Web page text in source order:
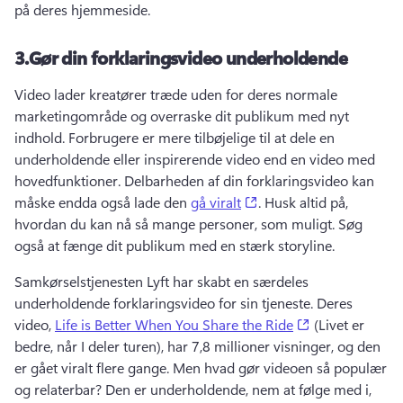
på deres hjemmeside.
3.Gør din forklaringsvideo underholdende
Video lader kreatører træde uden for deres normale
marketingområde og overraske dit publikum med nyt
indhold. Forbrugere er mere tilbøjelige til at dele en
underholdende eller inspirerende video end en video med
hovedfunktioner. Delbarheden af din forklaringsvideo kan
måske endda også lade den gå viralt (opens in a new tab)
. Husk altid på,
hvordan du kan nå så mange personer, som muligt. Søg
også at fænge dit publikum med en stærk storyline.
Samkørselstjenesten Lyft har skabt en særdeles
underholdende forklaringsvideo for sin tjeneste. Deres
video, Life is Better When You Share the Ride (opens in a
(Livet er
bedre, når I deler turen), har 7,8 millioner visninger, og den
er gået viralt flere gange. Men hvad gør videoen så populær
og relaterbar? Den er underholdende, nem at følge med i,